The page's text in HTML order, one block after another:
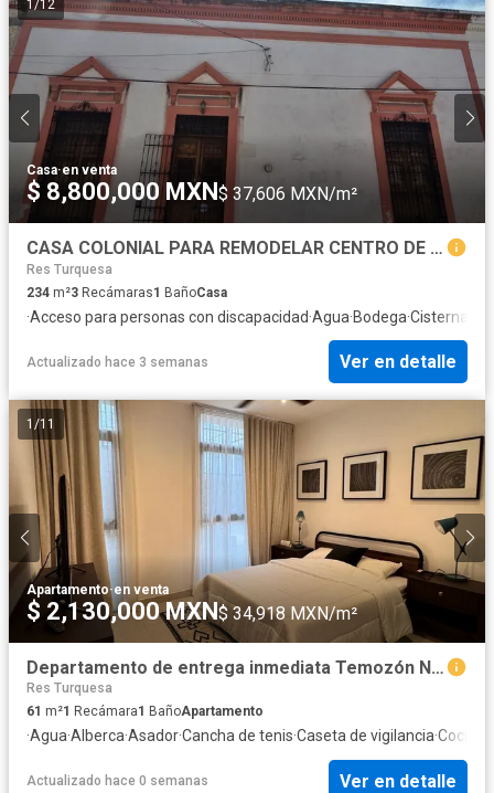
1 /12
Casa·en venta
$ 8,800,000 MXN$ 37,606 MXN/m²
CASA COLONIAL PARA REMODELAR CENTRO DE MERIDA
Res Turquesa
234 m²3 Recámaras1 BañoCasa
·Acceso para personas con discapacidad·Agua·Bodega·Cisterna
Actualizado hace 3 semanas Ver en detalle
1 /11
Apartamento·en venta
$ 2,130,000 MXN$ 34,918 MXN/m²
Departamento de entrega inmediata Temozón Norte
Res Turquesa
61 m²1 Recámara1 BañoApartamento
·Agua·Alberca·Asador·Cancha de tenis·Caseta de vigilancia·Cocina
Actualizado hace 0 semanas Ver en detalle